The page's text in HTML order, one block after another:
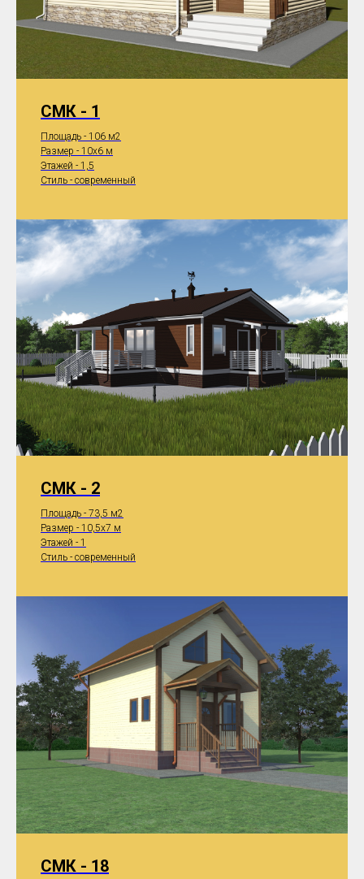
СМК - 1
Площадь - 106 м2
Размер - 10x6 м
Этажей - 1,5
Стиль - современный
СМК - 2
Площадь - 73,5 м2
Размер - 10,5x7 м
Этажей - 1
Стиль - современный
СМК - 18